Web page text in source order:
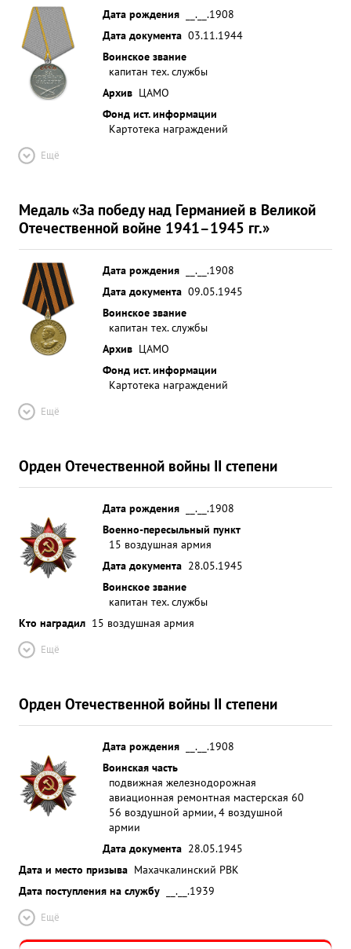
доказал преданность нашей Ро дине ...»
Дата рождения
__.__.1908
Дата документа 03.11.1944
Воинское звание
капитан тех. службы
Архив ЦАМО
Фонд ист. информации
Картотека награждений
Ещё
Медаль «За победу над Германией в Великой
Отечественной войне 1941–1945 гг.»
Дата рождения
__.__.1908
Дата документа 09.05.1945
Воинское звание
капитан тех. службы
Архив ЦАМО
Фонд ист. информации
Картотека награждений
Ещё
Орден Отечественной войны II степени
Дата рождения
__.__.1908
Военно-пересыльный пункт
15 воздушная армия
Дата документа 28.05.1945
Воинское звание
капитан тех. службы
Кто наградил 15 воздушная армия
Ещё
Орден Отечественной войны II степени
Дата рождения
__.__.1908
Воинская часть
подвижная железнодорожная
авиационная ремонтная мастерская 60
56 воздушной армии, 4 воздушной
армии
Дата документа 28.05.1945
Дата и место призыва Махачкалинский РВК
Дата поступления на службу
__.__.1939
Ещё